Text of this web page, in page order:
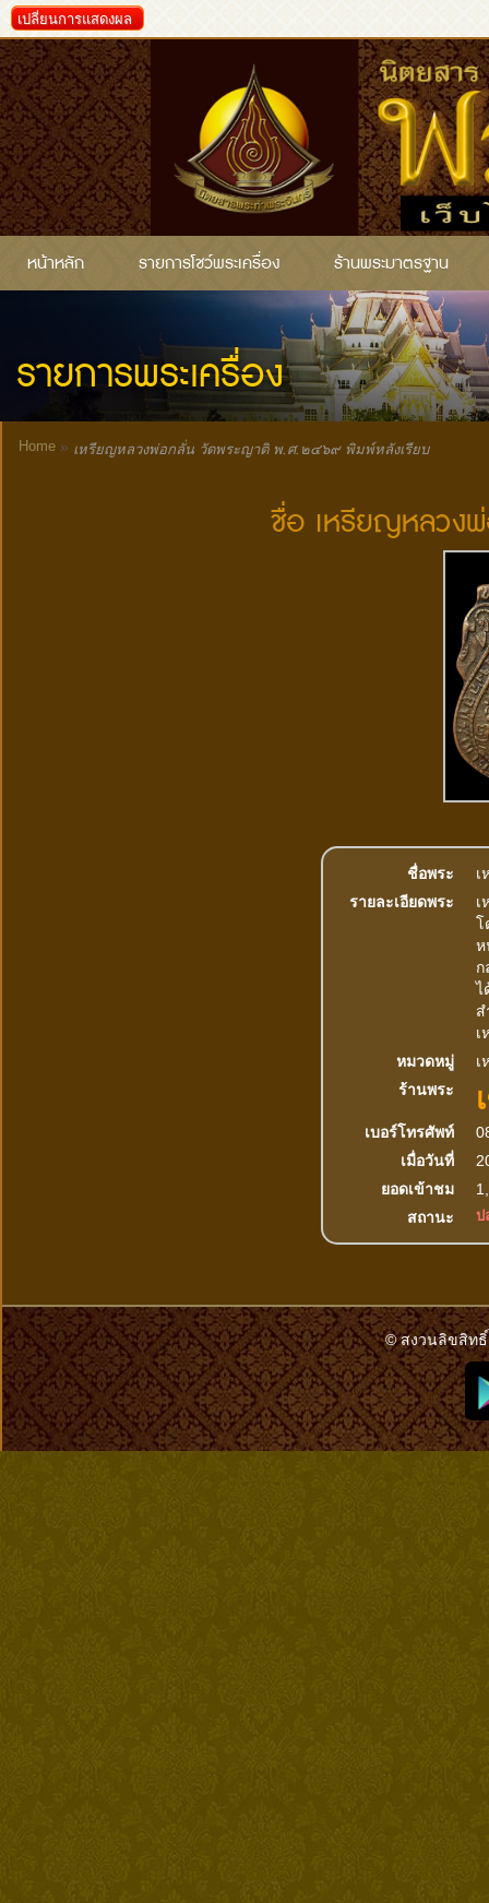
เปลี่ยนการแสดงผล
หน้าหลัก รายการโชว์พระเครื่อง ร้านพระมาตรฐาน
รายการพระเครื่อง
Home » เหรียญหลวงพ่อกลั่น วัดพระญาติ พ.ศ.๒๔๖๙ พิมพ์หลังเรียบ
ชื่อ เหรียญหลวง
ชื่อพระ
เ
รายละเอียดพระ
เ
โ
ห
ไ
ส
เ
หมวดหมู่
เ
ร้านพระ
เบอร์โทรศัพท์
เมื่อวันที่
ยอดเข้าชม
สถานะ
ป
© สงวนลิขสิทธิ์